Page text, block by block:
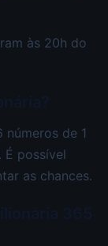
às 20h do
de 1
É possível
as chances.